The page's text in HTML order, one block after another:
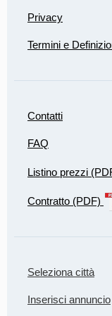
Privacy
Termini e
Contatti
FAQ
Listino prezzi
Contratto (PDF)
Seleziona città
Inserisci annuncio